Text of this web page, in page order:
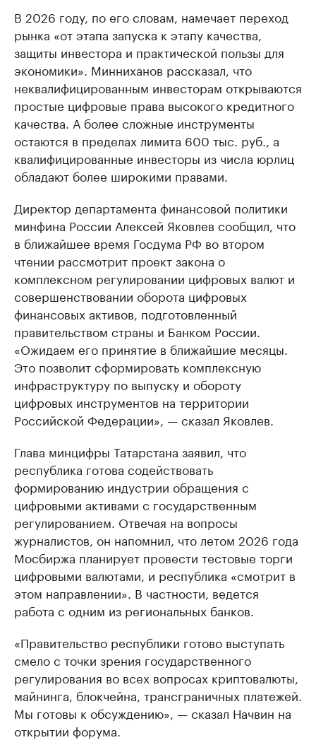
В 2026 году, по его словам, намечает переход
рынка «от этапа запуска к этапу качества,
защиты инвестора и практической пользы для
экономики». Минниханов рассказал, что
неквалифицированным инвесторам открываются
простые цифровые права высокого кредитного
качества. А более сложные инструменты
остаются в пределах лимита 600 тыс. руб., а
квалифицированные инвесторы из числа юрлиц
обладают более широкими правами.
Директор департамента финансовой политики
минфина России Алексей Яковлев сообщил, что
в ближайшее время Госдума РФ во втором
чтении рассмотрит проект закона о
комплексном регулировании цифровых валют и
совершенствовании оборота цифровых
финансовых активов, подготовленный
правительством страны и Банком России.
«Ожидаем его принятие в ближайшие месяцы.
Это позволит сформировать комплексную
инфраструктуру по выпуску и обороту
цифровых инструментов на территории
Российской Федерации», — сказал Яковлев.
Глава минцифры Татарстана заявил, что
республика готова содействовать
формированию индустрии обращения с
цифровыми активами с государственным
регулированием. Отвечая на вопросы
журналистов, он напомнил, что летом 2026 года
Мосбиржа планирует провести тестовые торги
цифровыми валютами, и республика «смотрит в
этом направлении». В частности, ведется
работа с одним из региональных банков.
«Правительство республики готово выступать
смело с точки зрения государственного
регулирования во всех вопросах криптовалюты,
майнинга, блокчейна, трансграничных платежей.
Мы готовы к обсуждению», — сказал Начвин на
открытии форума.